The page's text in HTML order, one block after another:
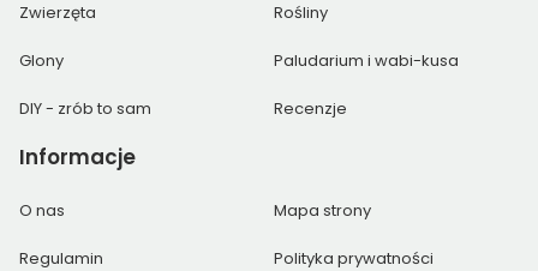
Zwierzęta Rośliny
Glony Paludarium i wabi-kusa
DIY - zrób to sam Recenzje
Informacje
O nas Mapa strony
Regulamin Polityka prywatności